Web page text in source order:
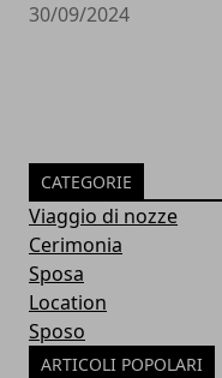
30/09/2024
CATEGORIE
Viaggio di nozze
Cerimonia
Sposa
Location
Sposo
ARTICOLI POPOLARI